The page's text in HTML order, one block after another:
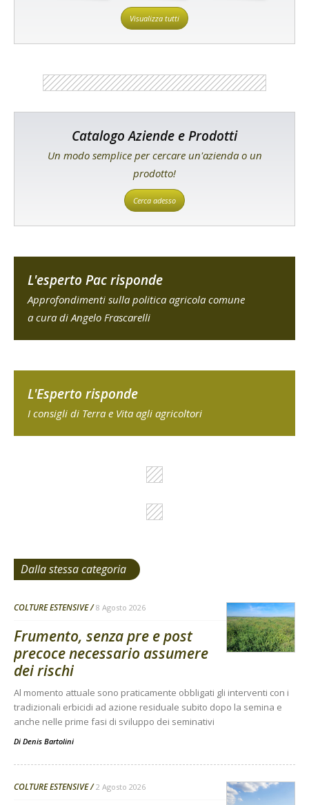
Visualizza tutti
Catalogo Aziende e Prodotti
Un modo semplice per cercare un'azienda o un
prodotto!
Cerca adesso
L'esperto Pac risponde
Approfondimenti sulla politica agricola comune
a cura di Angelo Frascarelli
L'Esperto risponde
I consigli di Terra e Vita agli agricoltori
Dalla stessa categoria
COLTURE ESTENSIVE 8 Agosto 2026
Frumento, senza pre e post
precoce necessario assumere
dei rischi
Al momento attuale sono praticamente obbligati gli interventi con i
tradizionali erbicidi ad azione residuale subito dopo la semina e
anche nelle prime fasi di sviluppo dei seminativi
Di Denis Bartolini
COLTURE ESTENSIVE 2 Agosto 2026